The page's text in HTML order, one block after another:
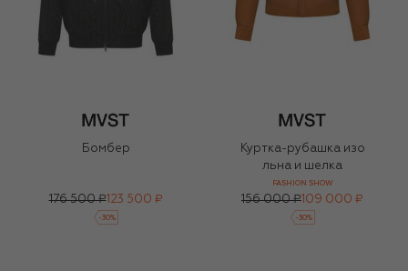
Бомбер
176 500 ₽123 500 ₽
-30%
Куртка-рубашка изо
льна и шелка
FASHION SHOW
156 000 ₽ 109 000 ₽
-30%